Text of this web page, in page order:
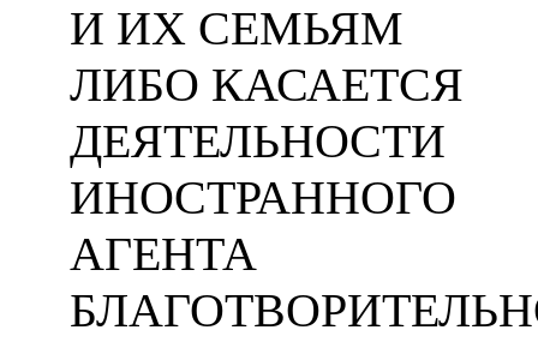
И ИХ СЕМЬЯМ
ЛИБО КАСАЕТСЯ
ДЕЯТЕЛЬНОСТИ
ИНОСТРАННОГО
АГЕНТА